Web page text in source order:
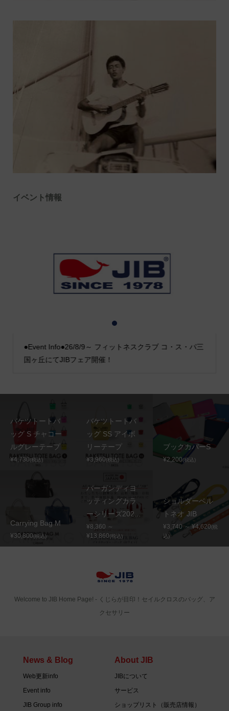
イベント情報
●Event Info●26/8/9～ フィットネスクラブ コ・ス・パ三
国ヶ丘にてJIBフェア開催！
2
バケツトートバ
ッグ S チャコー
ルグレーテープ
¥4,730(税込)
バケツトートバ
ッグ SS アイボ
リーテープ
¥3,960(税込)
ブックカバーS
¥2,200(税込)
Carrying Bag M
¥30,800(税込)
バーガンディヨ
ッティングカラ
ーシリーズ202...
¥8,360 ～
¥13,860(税込)
ショルダーベル
トネオ JIB
¥3,740 ～ ¥4,620(税
込)
Welcome to JIB Home Page! ‐ くじらが目印！セイルクロスのバッグ、ア
クセサリー
News & Blog
Web更新info
Event info
JIB Group info
About JIB
JIBについて
サービス
ショップリスト（販売店情報）